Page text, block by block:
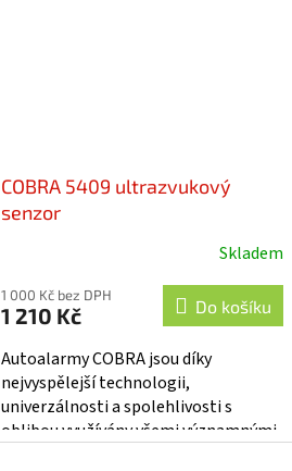
COBRA 5409 ultrazvukový
senzor
produktu
je
5,0
z
5
hvězdiček.
Skladem
1 000 Kč bez DPH
1 210 Kč Do košíku
Autoalarmy COBRA jsou díky
nejvyspělejší technologii,
univerzálnosti a spolehlivosti s
oblibou využívány všemi významnými